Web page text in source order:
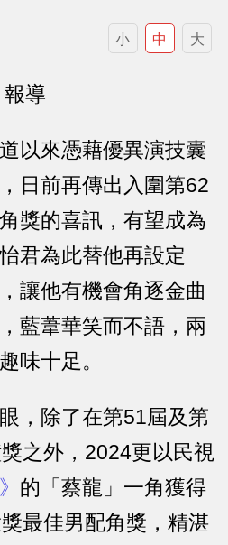
小 中 大
導
以來憑藉優異演技囊
日前再傳出入圍第62
獎的喜訊，有望成為
君為此替他再設定
讓他有機會角逐金曲
藍葦華笑而不語，兩
味十足。
，除了在第51屆及第
之外，2024更以民視
的「蔡龍」一角獲得
最佳男配角獎，精湛